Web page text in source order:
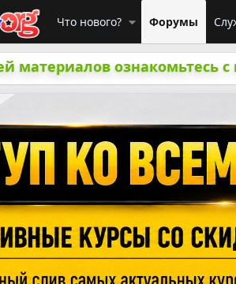
Что нового? Форумы
материалов ознакомьтесь